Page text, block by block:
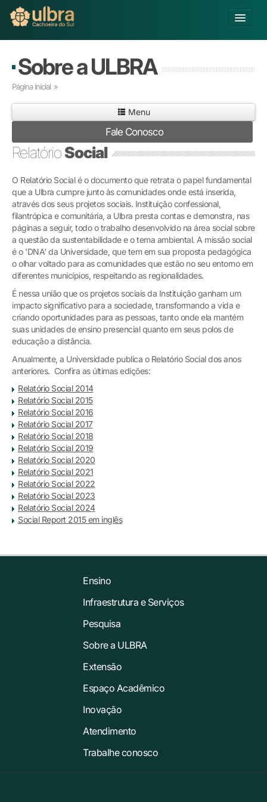
Buscar
Matricule-se
Educação Básica
Graduação
Educação a Distância
Pesquisa
Extensão
Infraestrutura e Serviços
Inovação
Sobre a ULBRA
Sobre a ULBRA
Página Inicial »
Menu
Fale Conosco
RelatórioSocial
O Relatório Social é o documento que retrata o papel fundamental
que a Ulbra cumpre junto às comunidades onde está inserida,
através dos seus projetos sociais. Instituição confessional,
filantrópica e comunitária, a Ulbra presta contas e demonstra, nas
páginas a seguir, todo o trabalho desenvolvido na área social sobre
a questão da sustentabilidade e o tema ambiental. A missão social
é o 'DNA' da Universidade, que tem em sua proposta pedagógica
o olhar voltado para as comunidades que estão no seu entorno em
diferentes municípios, respeitando as regionalidades.
É nessa união que os projetos sociais da Instituição ganham um
impacto significativo para a sociedade, transformando a vida e
criando oportunidades para as pessoas, tanto onde ela mantém
suas unidades de ensino presencial quanto em seus polos de
educação a distância.
Anualmente, a Universidade publica o Relatório Social dos anos
anteriores. Confira as últimas edições:
Relatório Social 2014
Relatório Social 2015
Relatório Social 2016
Relatório Social 2017
Relatório Social 2018
Relatório Social 2019
Relatório Social 2020
Relatório Social 2021
Relatório Social 2022
Relatório Social 2023
Relatório Social 2024
Social Report 2015 em inglês
Ensino
Infraestrutura e Serviços
Pesquisa
Sobre a ULBRA
Extensão
Espaço Acadêmico
Inovação
Atendimento
Trabalhe conosco